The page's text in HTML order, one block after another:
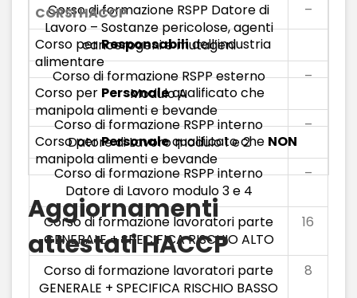
Corso di formazione RSPP Datore di
Lavoro – Sostanze pericolose, agenti
cancerogeni e mutageni
–
Corso di formazione RSPP esterno
Modulo A
–
Corso di formazione RSPP interno
Datore di Lavoro modulo 1 e 2
–
Corso di formazione RSPP interno
Datore di Lavoro modulo 3 e 4
–
Corso di formazione lavoratori parte
GENERALE + SPECIFICA RISCHIO ALTO
16
Corso di formazione lavoratori parte
GENERALE + SPECIFICA RISCHIO BASSO
8
CORSI HACCP
Corso perResponsabilidell’industria
alimentare
Corso per Personalequalificato che
manipola alimenti e bevande
Corso perPersonalequalificato che NON
manipola alimenti e bevande
Aggiornamenti
attestati HACCP